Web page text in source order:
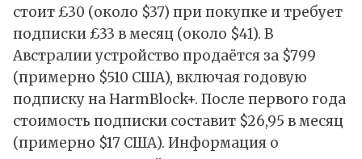
стоит £30 (около $37) при покупке и требует
подписки £33 в месяц (около $41). В
Австралии устройство продаётся за $799
(примерно $510 США), включая годовую
подписку на HarmBlock+. После первого года
стоимость подписки составит $26,95 в месяц
(примерно $17 США). Информация о